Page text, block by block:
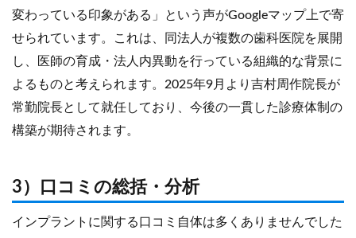
変わっている印象がある」という声がGoogleマップ上で寄
せられています。これは、同法人が複数の歯科医院を展開
し、医師の育成・法人内異動を行っている組織的な背景に
よるものと考えられます。2025年9月より吉村周作院長が
常勤院長として就任しており、今後の一貫した診療体制の
構築が期待されます。
3）口コミの総括・分析
インプラントに関する口コミ自体は多くありませんでした